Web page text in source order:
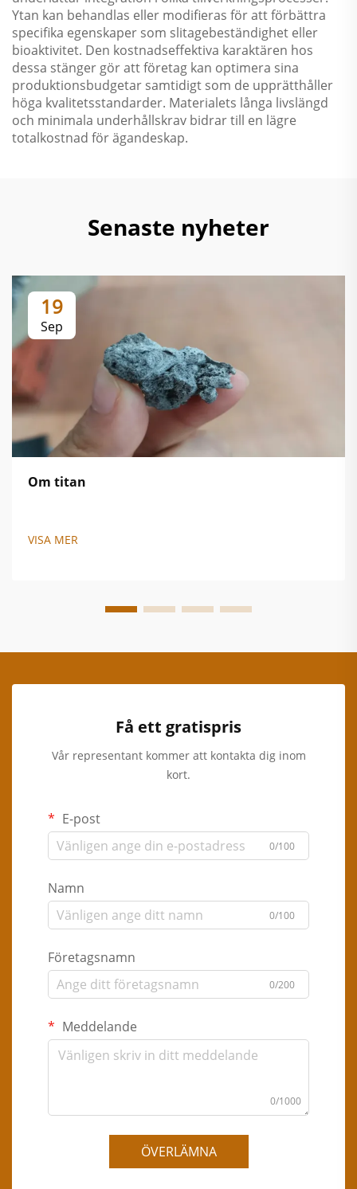
Ytan kan behandlas eller modifieras för att förbättra
specifika egenskaper som slitagebeständighet eller
bioaktivitet. Den kostnadseffektiva karaktären hos
dessa stänger gör att företag kan optimera sina
produktionsbudgetar samtidigt som de upprätthåller
höga kvalitetsstandarder. Materialets långa livslängd
och minimala underhållskrav bidrar till en lägre
totalkostnad för ägandeskap.
Senaste nyheter
19
Sep
Om titan
VISA MER
Få ett gratispris
Vår representant kommer att kontakta dig inom
kort.
E-post
0/100
Namn
0/100
Företagsnamn
0/200
Meddelande
0/1000
ÖVERLÄMNA